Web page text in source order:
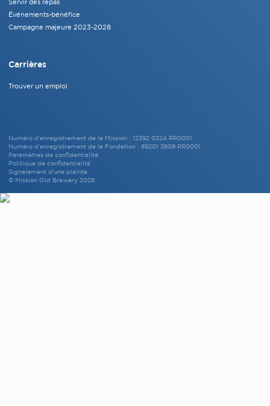
Servir des repas
Événements-bénéfice
Campagne majeure 2023-2028
Carrières
Trouver un emploi
Numéro d’enregistrement de la Mission : 12392 0324 RR0001
Numéro d’enregistrement de la Fondation : 89201 3608 RR0001
Paramètres de confidentialité
Politique de confidentialité
Signalement d'une plainte
© Mission Old Brewery 2026